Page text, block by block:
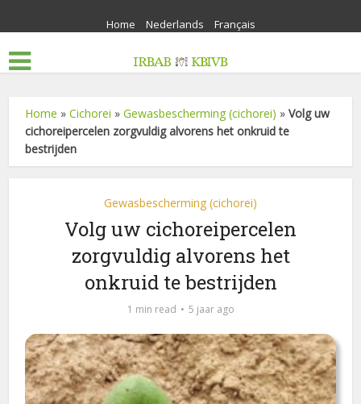
Home Nederlands Français
Home »Cichorei »Gewasbescherming (cichorei) »Volg uw
cichoreipercelen zorgvuldig alvorens het onkruid te
bestrijden
Gewasbescherming (cichorei)
Volg uw cichoreipercelen
zorgvuldig alvorens het
onkruid te bestrijden
1 min read 5 jaar ago